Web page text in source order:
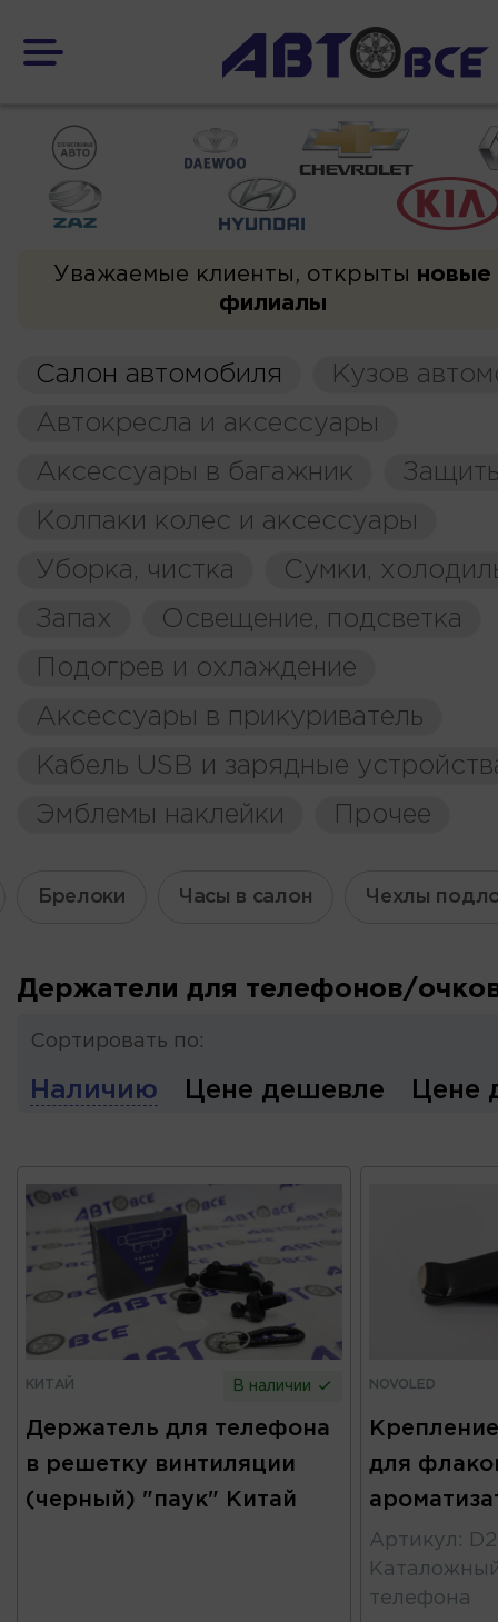
Уважаемые клиенты, открыты новые
филиалы
Салон автомобиля
Кузов
Автокресла и аксессуары
Аксессуары в багажник
Колпаки колес и аксессуары
Уборка, чистка
Сумки,
Запах
Освещение, подсветка
Подогрев и охлаждение
Аксессуары в прикуриватель
Кабель USB и зарядные
Эмблемы наклейки
Прочее
Брелоки Часы в салон Чехлы
Держатели для телефонов/
Сортировать по:
Наличию Цене дешевле Цене
КИТАЙ В наличии
Держатель для телефона
в решетку винтиляции
(черный) "паук" Китай
NOVOLED
для
Артикул :
телефона